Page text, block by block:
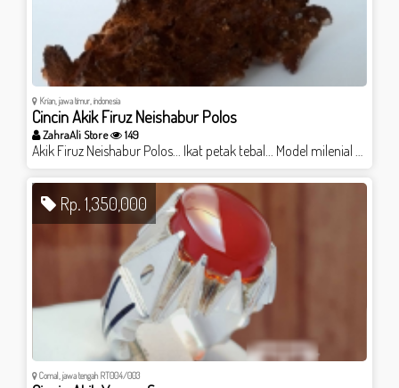
Krian, jawa timur, indonesia
Cincin Akik Firuz Neishabur Polos
ZahraAli Store 149
Akik Firuz Neishabur Polos... Ikat petak tebal... Model milenial cocok utk anak muda sekalipun....
Rp. 1,350,000
Comal, jawa tengah RT004/003